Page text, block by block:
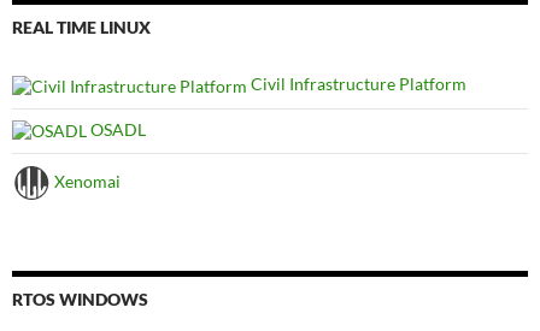
REAL TIME LINUX
Civil Infrastructure Platform
OSADL
Xenomai
RTOS WINDOWS